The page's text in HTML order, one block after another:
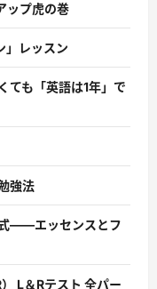
ップ虎の巻
」レッスン
ても「英語は1年」で
強法
式――エッセンスとフ
L＆Rテスト 全パー